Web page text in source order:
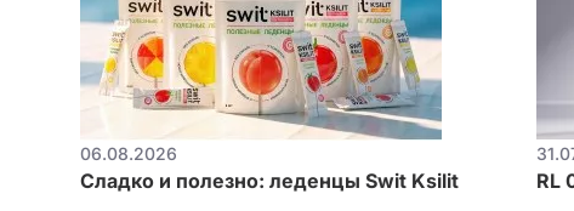
06.08.2026
Сладко и полезно: леденцы Swit Ksilit RL